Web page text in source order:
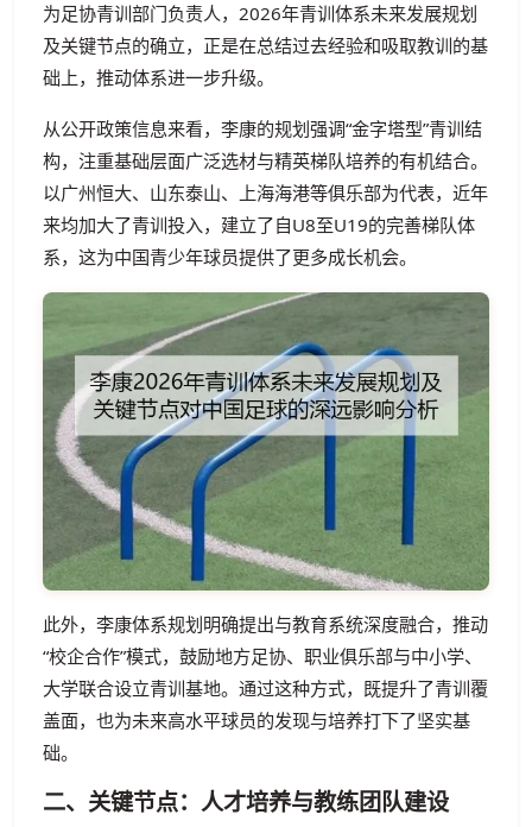
为足协青训部门负责人，2026年青训体系未来发展规划
及关键节点的确立，正是在总结过去经验和吸取教训的基
础上，推动体系进一步升级。
从公开政策信息来看，李康的规划强调“金字塔型”青训结
构，注重基础层面广泛选材与精英梯队培养的有机结合。
以广州恒大、山东泰山、上海海港等俱乐部为代表，近年
来均加大了青训投入，建立了自U8至U19的完善梯队体
系，这为中国青少年球员提供了更多成长机会。
此外，李康体系规划明确提出与教育系统深度融合，推动
“校企合作”模式，鼓励地方足协、职业俱乐部与中小学、
大学联合设立青训基地。通过这种方式，既提升了青训覆
盖面，也为未来高水平球员的发现与培养打下了坚实基
础。
二、关键节点：人才培养与教练团队建设